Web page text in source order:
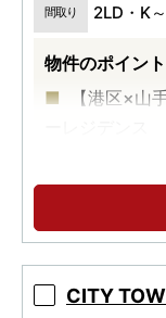
間取り 2LD・K
物件のポイント
【港区×山
JR山手線
と利便性3駅5
3LD・K全
CITY